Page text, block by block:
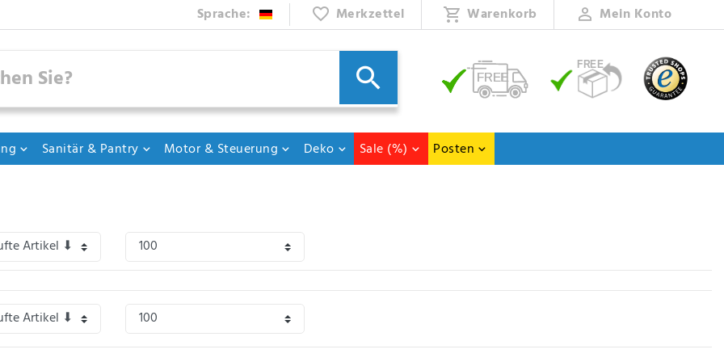
Sprache: Merkzettel Warenkorb Mein Konto
Sanitär & Pantry Motor & Steuerung Deko Sale (%) Posten